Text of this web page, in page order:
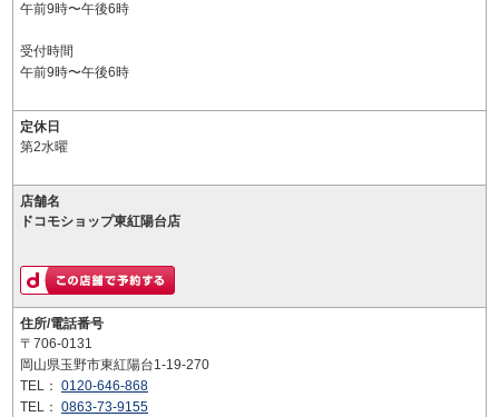
午前9時〜午後6時
受付時間
午前9時〜午後6時
定休日
第2水曜
店舗名
ドコモショップ東紅陽台店
住所/電話番号
〒706-0131
岡山県玉野市東紅陽台1-19-270
TEL： 0120-646-868
TEL： 0863-73-9155